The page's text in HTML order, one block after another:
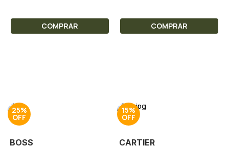
COMPRAR COMPRAR
25%
BOSS
15%
CARTIER